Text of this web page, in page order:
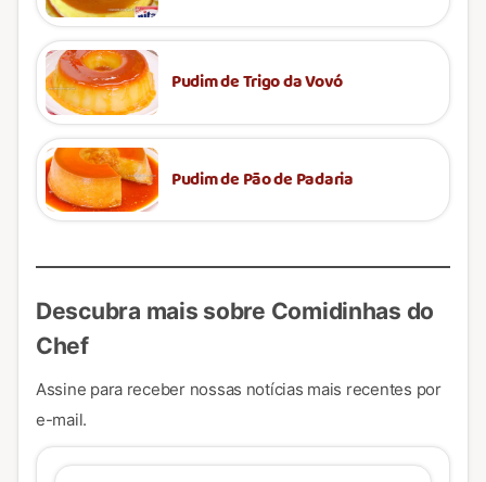
Pudim de Trigo da Vovó
Pudim de Pão de Padaria
Descubra mais sobre Comidinhas do
Chef
Assine para receber nossas notícias mais recentes por
e-mail.